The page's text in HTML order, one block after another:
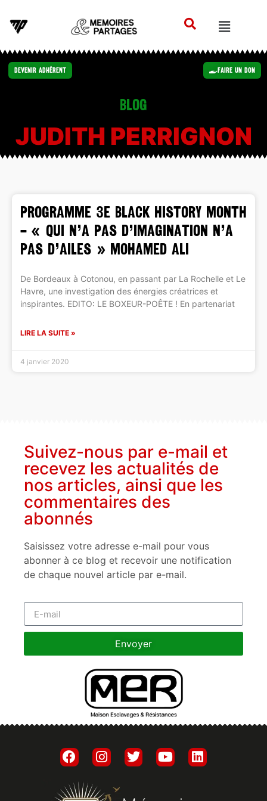
Devenir Adhérent Faire un Don
Blog
JUDITH PERRIGNON
PROGRAMME 3e BLACK HISTORY MONTH
– « Qui n’a pas d’imagination n’a
pas d’ailes » Mohamed Ali
De Bordeaux à Cotonou, en passant par La Rochelle et Le
Havre, une investigation des énergies créatrices et
inspirantes. EDITO: LE BOXEUR-POÊTE ! En partenariat
LIRE LA SUITE »
4 janvier 2020
Suivez-nous par e-mail et
recevez les actualités de
nos articles, ainsi que les
commentaires des
abonnés
Saisissez votre adresse e-mail pour vous
abonner à ce blog et recevoir une notification
de chaque nouvel article par e-mail.
Envoyer